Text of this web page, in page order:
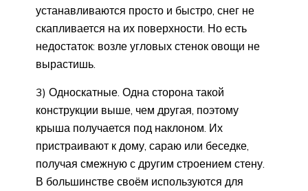
устанавливаются просто и быстро, снег не
скапливается на их поверхности. Но есть
недостаток: возле угловых стенок овощи не
вырастишь.
3) Односкатные. Одна сторона такой
конструкции выше, чем другая, поэтому
крыша получается под наклоном. Их
пристраивают к дому, сараю или беседке,
получая смежную с другим строением стену.
В большинстве своём используются для